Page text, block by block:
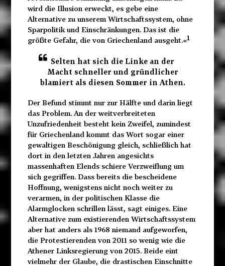
wird die Illusion erweckt, es gebe eine
Alternative zu unserem Wirtschaftssystem, ohne
Sparpolitik und Einschränkungen. Das ist die
größte Gefahr, die von Griechenland ausgeht.«1
Selten hat sich die Linke an der
Macht schneller und gründlicher
blamiert als diesen Sommer in Athen.
Der Befund stimmt nur zur Hälfte und darin liegt
das Problem. An der weitverbreiteten
Unzufriedenheit besteht kein Zweifel, zumindest
für Griechenland kommt das Wort sogar einer
gewaltigen Beschönigung gleich, schließlich hat
dort in den letzten Jahren angesichts
massenhaften Elends schiere Verzweiflung um
sich gegriffen. Dass bereits die bescheidene
Hoffnung, wenigstens nicht noch weiter zu
verarmen, in der politischen Klasse die
Alarmglocken schrillen lässt, sagt einiges. Eine
Alternative zum existierenden Wirtschaftssystem
aber hat anders als 1968 niemand aufgeworfen,
die Protestierenden von 2011 so wenig wie die
Athener Linksregierung von 2015. Beide eint
vielmehr der Glaube, die drastischen Einschnitte